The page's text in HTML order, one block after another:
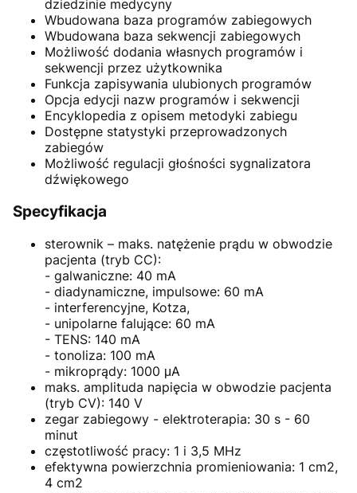
dziedzinie medycyny
Wbudowana baza programów zabiegowych
Wbudowana baza sekwencji zabiegowych
Możliwość dodania własnych programów i
sekwencji przez użytkownika
Funkcja zapisywania ulubionych programów
Opcja edycji nazw programów i sekwencji
Encyklopedia z opisem metodyki zabiegu
Dostępne statystyki przeprowadzonych
zabiegów
Możliwość regulacji głośności sygnalizatora
dźwiękowego
Specyfikacja
sterownik – maks. natężenie prądu w obwodzie
pacjenta (tryb CC):
- galwaniczne: 40 mA
- diadynamiczne, impulsowe: 60 mA
- interferencyjne, Kotza,
- unipolarne falujące: 60 mA
- TENS: 140 mA
- tonoliza: 100 mA
- mikroprądy: 1000 μA
maks. amplituda napięcia w obwodzie pacjenta
(tryb CV): 140 V
zegar zabiegowy - elektroterapia: 30 s - 60
minut
częstotliwość pracy: 1 i 3,5 MHz
efektywna powierzchnia promieniowania: 1 cm2,
4 cm2